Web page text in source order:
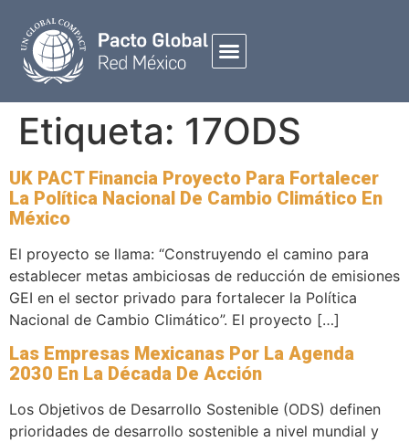
Etiqueta: 17ODS
UK PACT Financia Proyecto Para Fortalecer
La Política Nacional De Cambio Climático En
México
El proyecto se llama: “Construyendo el camino para
establecer metas ambiciosas de reducción de emisiones
GEI en el sector privado para fortalecer la Política
Nacional de Cambio Climático”. El proyecto […]
Las Empresas Mexicanas Por La Agenda
2030 En La Década De Acción
Los Objetivos de Desarrollo Sostenible (ODS) definen
prioridades de desarrollo sostenible a nivel mundial y